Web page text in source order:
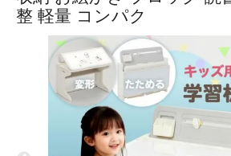
整 軽量 コンパク